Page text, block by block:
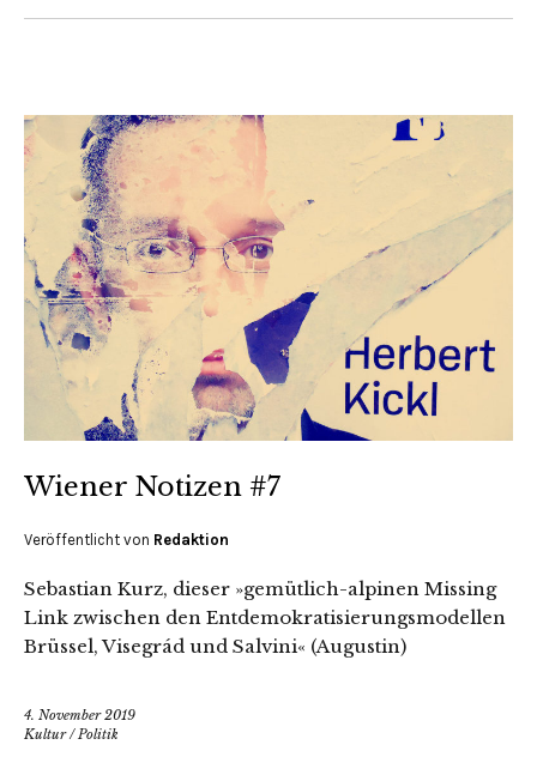
Wiener Notizen #7
Veröffentlicht von Redaktion
Sebastian Kurz, dieser »gemütlich-alpinen Missing
Link zwischen den Entdemokratisierungsmodellen
Brüssel, Visegrád und Salvini« (Augustin)
4. November 2019
Kultur/Politik